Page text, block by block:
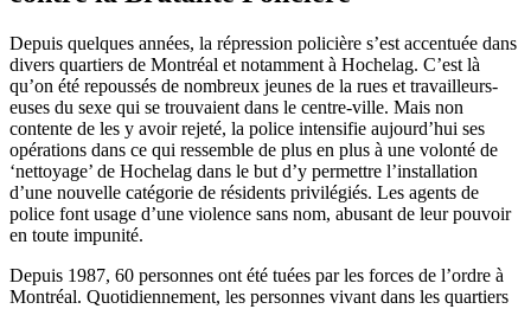
Depuis quelques années, la répression policière s’est accentuée dans
divers quartiers de Montréal et notamment à Hochelag. C’est là
qu’on été repoussés de nombreux jeunes de la rues et travailleurs-
euses du sexe qui se trouvaient dans le centre-ville. Mais non
contente de les y avoir rejeté, la police intensifie aujourd’hui ses
opérations dans ce qui ressemble de plus en plus à une volonté de
‘nettoyage’ de Hochelag dans le but d’y permettre l’installation
d’une nouvelle catégorie de résidents privilégiés. Les agents de
police font usage d’une violence sans nom, abusant de leur pouvoir
en toute impunité.
Depuis 1987, 60 personnes ont été tuées par les forces de l’ordre à
Montréal. Quotidiennement, les personnes vivant dans les quartiers